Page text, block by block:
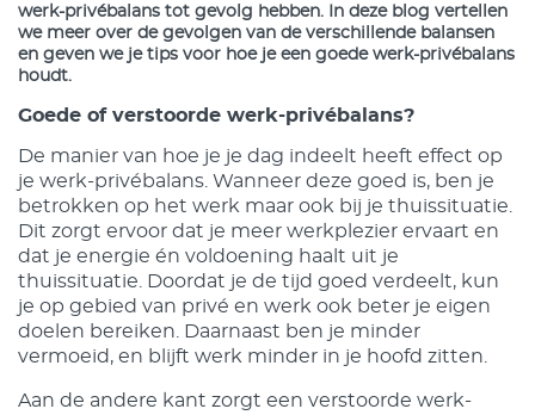
werk-privébalans tot gevolg hebben. In deze blog vertellen
we meer over de gevolgen van de verschillende balansen
en geven we je tips voor hoe je een goede werk-privébalans
houdt.
Goede of verstoorde werk-privébalans?
De manier van hoe je je dag indeelt heeft effect op
je werk-privébalans. Wanneer deze goed is, ben je
betrokken op het werk maar ook bij je thuissituatie.
Dit zorgt ervoor dat je meer werkplezier ervaart en
dat je energie én voldoening haalt uit je
thuissituatie. Doordat je de tijd goed verdeelt, kun
je op gebied van privé en werk ook beter je eigen
doelen bereiken. Daarnaast ben je minder
vermoeid, en blijft werk minder in je hoofd zitten.
Aan de andere kant zorgt een verstoorde werk-